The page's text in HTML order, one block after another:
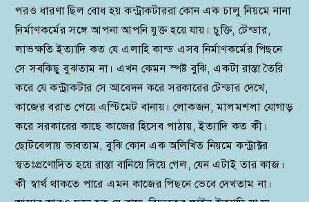
পরও ধারণা ছিল বোধ হয় কন্ট্রাকটাররা কোন এক চালু নিয়মে নানা
নির্মাণকর্মের সঙ্গে আপনা আপনি যুক্ত হয়ে যায়। চুক্তি, টেন্ডার,
লাভক্ষতি ইত্যাদি কত যে এলাহি কান্ড এসব নির্মাণকর্মের পিছনে
সে সবকিছু বুঝতাম না। এখন কেমন স্পষ্ট বুঝি, একটা রাস্তা তৈরি
করে যে কন্ট্রাকটার সে আবেদন করে সরকারের টেন্ডার দেখে,
কাজের বরাত পেয়ে এস্টিমেট বানায়। লোকজন, মালমশলা যোগাড়
করে সরকারের কাছে কাজের হিসেব পাঠায়, ইত্যাদি কত কী।
ছোটবেলায় ভাবতাম, বুঝি কোন এক অলিখিত নিয়মে কন্ট্রাক্টর
স্বতঃপ্রণোদিত হয়ে রাস্তা বানিয়ে দিয়ে গেল, যেন এটাই তার কাজ।
কী স্বার্থ থাকতে পারে এমন কাজের পিছনে ভেবে দেখতাম না।